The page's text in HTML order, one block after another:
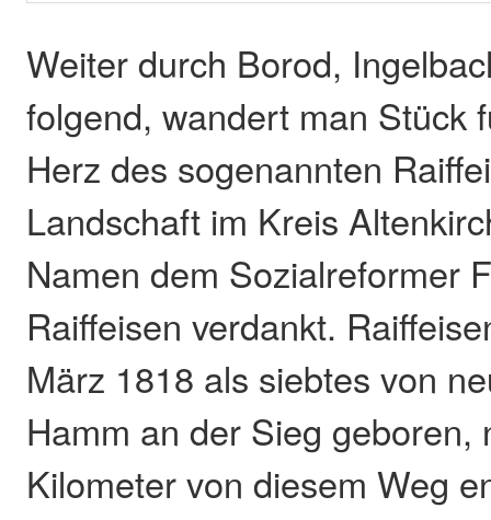
Weiter durch Borod,
folgend, wandert man Stück
Herz des sogenannten
Landschaft im Kreis
Namen dem Sozialreformer
Raiffeisen verdankt.
März 1818 als siebtes von
Hamm an der Sieg geboren,
Kilometer von diesem Weg